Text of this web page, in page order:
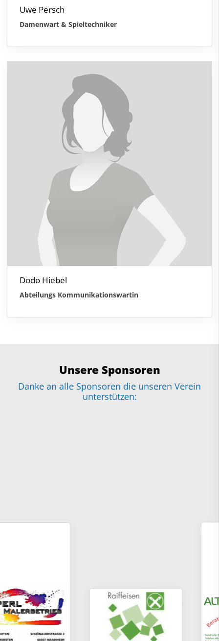
Uwe Persch
Damenwart & Spieltechniker
Dodo Hiebel
Abteilungs Kommunikationswartin
Unsere Sponsoren
Danke an alle Sponsoren die unseren Verein
unterstützen: